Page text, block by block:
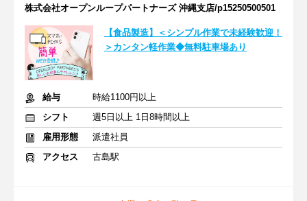
株式会社オープンループパートナーズ 沖縄支店/p15250500501
【食品製造】＜シンプル作業で未経験歓迎！
＞カンタン軽作業◆無料駐車場あり
給与
時給1100円以上
シフト
週5日以上 1日8時間以上
雇用形態
派遣社員
アクセス
古島駅